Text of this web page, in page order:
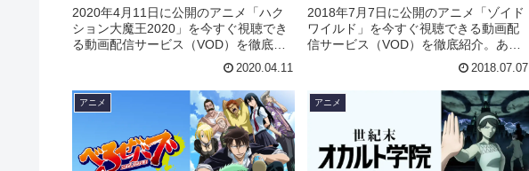
2020年4月11日に公開のアニメ「ハク
ション大魔王2020」を今すぐ視聴でき
る動画配信サービス（VOD）を徹底紹
介。あらすじやキャスト・声優、スタ
ッフ、主題歌の情報はもちろん、実際
に見た人の感想やレビューもまとめて
います。
2020.04.11
2018年7月7日に公開のアニメ「ゾイド
ワイルド」を今すぐ視聴できる動画配
信サービス（VOD）を徹底紹介。あら
すじやキャスト・声優、スタッフ、主
題歌の情報はもちろん、実際に見た人
の感想やレビューもまとめています。
2018.07.07
アニメ アニメ